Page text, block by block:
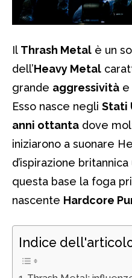
Il Thrash Metal è un
dell’Heavy Metal
grande aggressività e
Esso nasce negli Stati
anni ottanta dove
iniziarono a suonare
d’ispirazione
questa base la foga
nascente Hardcore
Indice